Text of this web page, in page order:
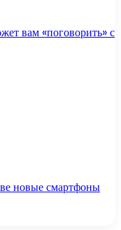
вам «поговорить» с
новые смартфоны